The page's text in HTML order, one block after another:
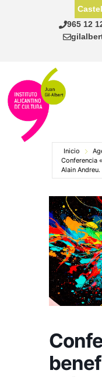
965 12
Inicio
Conferencia
Alain Andreu.